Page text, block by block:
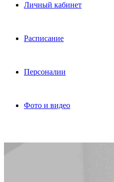
Личный кабинет
Расписание
Персоналии
Фото и видео